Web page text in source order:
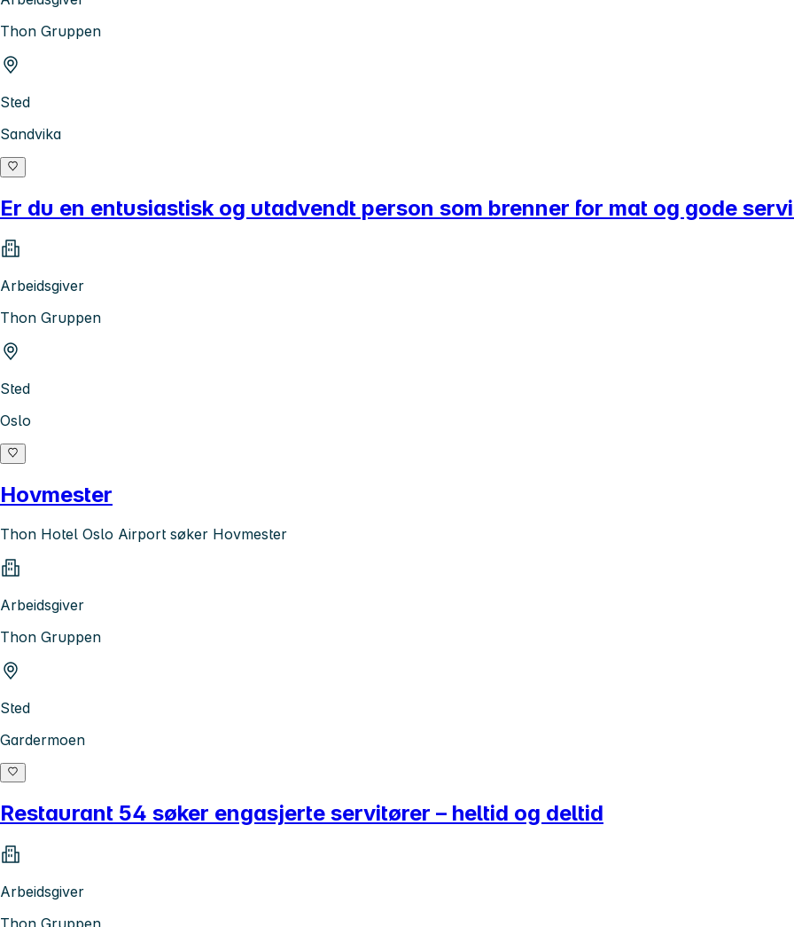
Thon Gruppen
Sted
Sandvika
Er du en entusiastisk og utadvendt person som brenner for mat og gode
Arbeidsgiver
Thon Gruppen
Sted
Oslo
Hovmester
Thon Hotel Oslo Airport søker Hovmester
Arbeidsgiver
Thon Gruppen
Sted
Gardermoen
Restaurant 54 søker engasjerte servitører – heltid og deltid
Arbeidsgiver
Thon Gruppen